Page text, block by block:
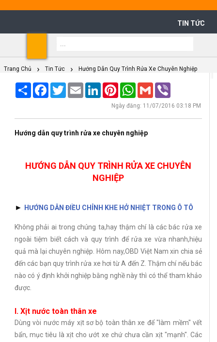
TIN TỨC
Trang Chủ Tin Tức Hướng Dẫn Quy Trình Rửa Xe Chuyên Nghiệp
Share Facebook
TwitterEmail LinkedInPinterestWhatsApp
Gmail
Ngày đăng: 11/07/2016 03:18 PM
Hướng dẫn quy trình rửa xe chuyên nghiệp
HƯỚNG DẪN QUY TRÌNH RỬA XE CHUYÊN
NGHIỆP
► HƯỚNG DẪN ĐIỀU CHỈNH KHE HỞ NHIỆT TRONG Ô TÔ
Không phải ai trong chúng ta,hay thậm chí là các bác rửa xe
ngoài tiệm biết cách và quy trình để rửa xe vừa nhanh,hiệu
quả mà lại chuyên nghiệp. Hôm nay,OBD Việt Nam xin chia sẻ
đến các bạn quy trình rửa xe hơi từ A đến Z. Thậm chí nếu bác
nào có ý định khởi nghiệp bằng nghề này thì có thể tham khảo
được.
I. Xịt nước toàn thân xe
Dùng vòi nước máy xịt sơ bộ toàn thân xe để "làm mềm" vết
bẩn, mục tiêu là xịt cho ướt xe chứ chưa cần xịt "mạnh". Các